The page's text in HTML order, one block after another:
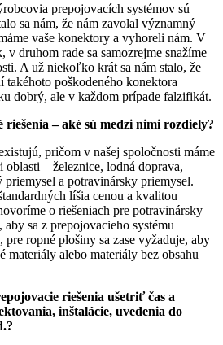
prepojovacích systémov sú
sa nám, že nám zavolal významný
vaše konektory a vyhoreli nám. V
v druhom rade sa samozrejme snažíme
A už niekoľko krát sa nám stalo, že
takéhoto poškodeného konektora
dobrý, ale v každom prípade falzifikát.
riešenia – aké sú medzi nimi rozdiely?
pričom v našej spoločnosti máme
oblasti – železnice, lodná doprava,
a potravinársky priemysel.
líšia cenou a kvalitou
o riešeniach pre potravinársky
sa z prepojovacieho systému
ropné plošiny sa zase vyžaduje, aby
materiály alebo materiály bez obsahu
riešenia ušetriť čas a
inštalácie, uvedenia do